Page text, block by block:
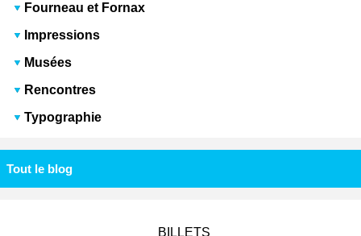
Fourneau et Fornax
Impressions
Musées
Rencontres
Typographie
Tout le blog
BILLETS